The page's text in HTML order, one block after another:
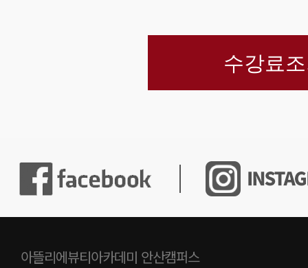
수강료
아뜰리에뷰티아카데미 안산캠퍼스